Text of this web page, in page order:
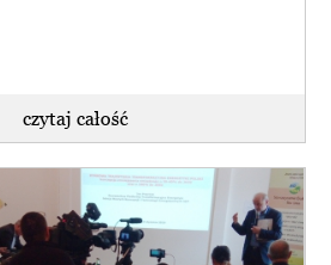
czytaj całość